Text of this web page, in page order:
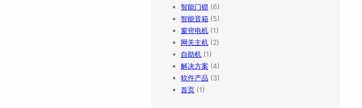
智能门锁 (6)
智能音箱 (5)
窗帘电机 (1)
网关主机 (2)
自助机 (1)
解决方案 (4)
软件产品 (3)
首页 (1)